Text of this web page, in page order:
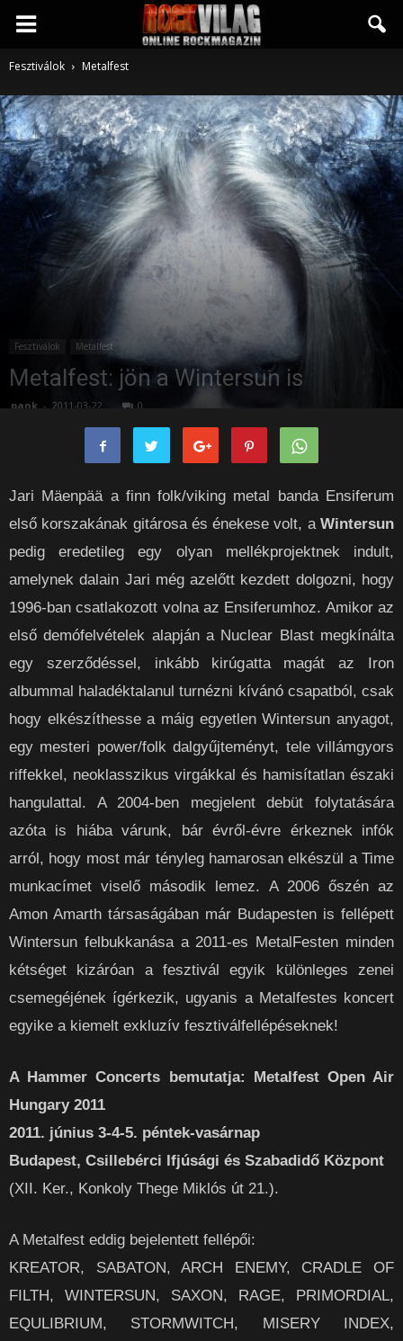
Rockvilág.hu
online
rockmagazin
Fesztiválok Metalfest
Fesztiválok Metalfest
Metalfest: jön a Wintersun is
pank - 2011-03-22 0
Jari Mäenpää a finn folk/viking metal banda Ensiferum
első korszakának gitárosa és énekese volt, a Wintersun
pedig eredetileg egy olyan mellékprojektnek indult,
amelynek dalain Jari még azelőtt kezdett dolgozni, hogy
1996-ban csatlakozott volna az Ensiferumhoz. Amikor az
első demófelvételek alapján a Nuclear Blast megkínálta
egy szerződéssel, inkább kirúgatta magát az Iron
albummal haladéktalanul turnézni kívánó csapatból, csak
hogy elkészíthesse a máig egyetlen Wintersun anyagot,
egy mesteri power/folk dalgyűjteményt, tele villámgyors
riffekkel, neoklasszikus virgákkal és hamisítatlan északi
hangulattal. A 2004-ben megjelent debüt folytatására
azóta is hiába várunk, bár évről-évre érkeznek infók
arról, hogy most már tényleg hamarosan elkészül a Time
munkacímet viselő második lemez. A 2006 őszén az
Amon Amarth társaságában már Budapesten is fellépett
Wintersun felbukkanása a 2011-es MetalFesten minden
kétséget kizáróan a fesztivál egyik különleges zenei
csemegéjének ígérkezik, ugyanis a Metalfestes koncert
egyike a kiemelt exkluzív fesztiválfellépéseknek!
A Hammer Concerts bemutatja: Metalfest Open Air
Hungary 2011
2011. június 3-4-5. péntek-vasárnap
Budapest, Csillebérci Ifjúsági és Szabadidő Központ
(XII. Ker., Konkoly Thege Miklós út 21.).
A Metalfest eddig bejelentett fellépői:
KREATOR, SABATON, ARCH ENEMY, CRADLE OF
FILTH, WINTERSUN, SAXON, RAGE, PRIMORDIAL,
EQULIBRIUM, STORMWITCH, MISERY INDEX,